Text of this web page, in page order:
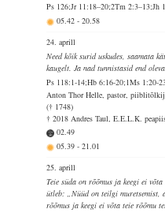
Ps 126;Jr 11:18–20;2Tm 2:3–13;Jh
05.42-20.58
24. aprill
Need kõik surid uskudes, saamata
kaugelt. Ja nad tunnistasid end
Ps 118:1-14;Hb 6:16-20;1Ms 1:20-
Anton Thor Helle, pastor,
(† 1748)
† 2018 Andres Taul, E.E.L.K.
02.49
05.39-21.01
25. aprill
Teie süda on rõõmus ja keegi ei
ütleb: „Nüüd on teilgi muretsemist,
rõõmus ja keegi ei võta teie rõõmu